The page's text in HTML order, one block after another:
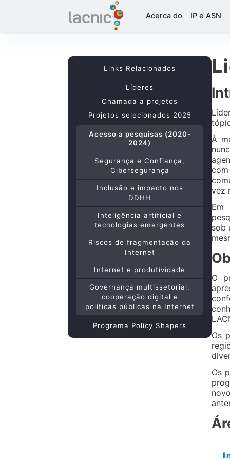
Acerca do IP e ASN
À
vez
Em
sob
O
Os
Os
Links Relacionados
Líderes
Chamada a projetos
Projetos selecionados 2025
Acesso a pesquisas (2020-
2024)
Segurança e Confiança,
Cibersegurança
Inclusão e impacto nos
DDHH
Inteligência artificial e
tecnologias emergentes
Riscos de fragmentação da
Internet
Internet e produtividade
Governança multissetorial,
cooperação digital e
políticas públicas na Internet
Programa Policy Shapers